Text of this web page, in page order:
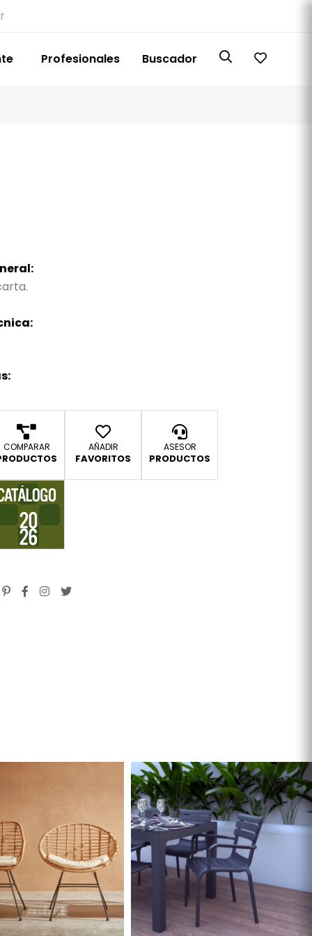
Profesionales Buscador
COMPARAR AÑADIR
FAVORITOS
ASESOR
PRODUCTOS